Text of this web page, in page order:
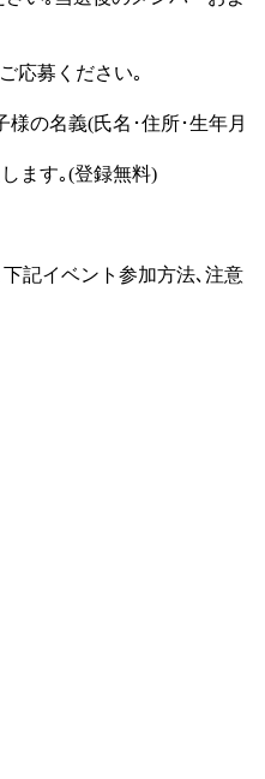
応募ください｡
の名義(氏名･住所･生年月
ます｡(登録無料)
記イベント参加方法､注意